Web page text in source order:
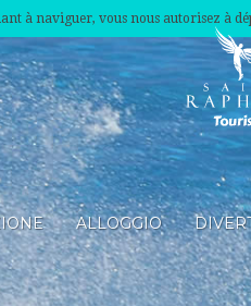
à naviguer, vous nous autorisez à
ALLOGGIO